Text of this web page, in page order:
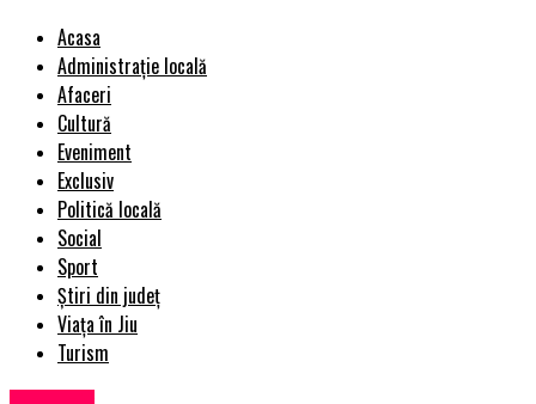
Acasa
Administrație locală
Afaceri
Cultură
Eveniment
Exclusiv
Politică locală
Social
Sport
Știri din județ
Viața în Jiu
Turism